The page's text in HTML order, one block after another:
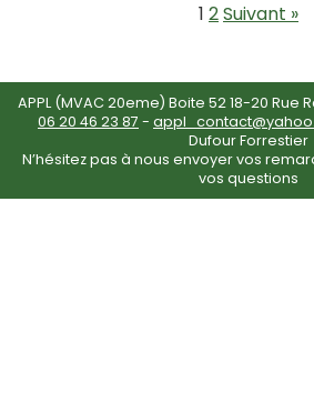
1 2Suivant »
APPL (MVAC 20eme) Boite 52 18-20 Rue
06 20 46 23 87 -
Dufour Forrestier
N’hésitez pas à nous envoyer vos
vos questions